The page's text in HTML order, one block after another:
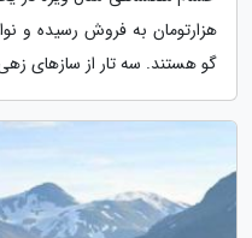
هزارتومان به فروش رسیده و
گو هستند. سه تار از سازهای